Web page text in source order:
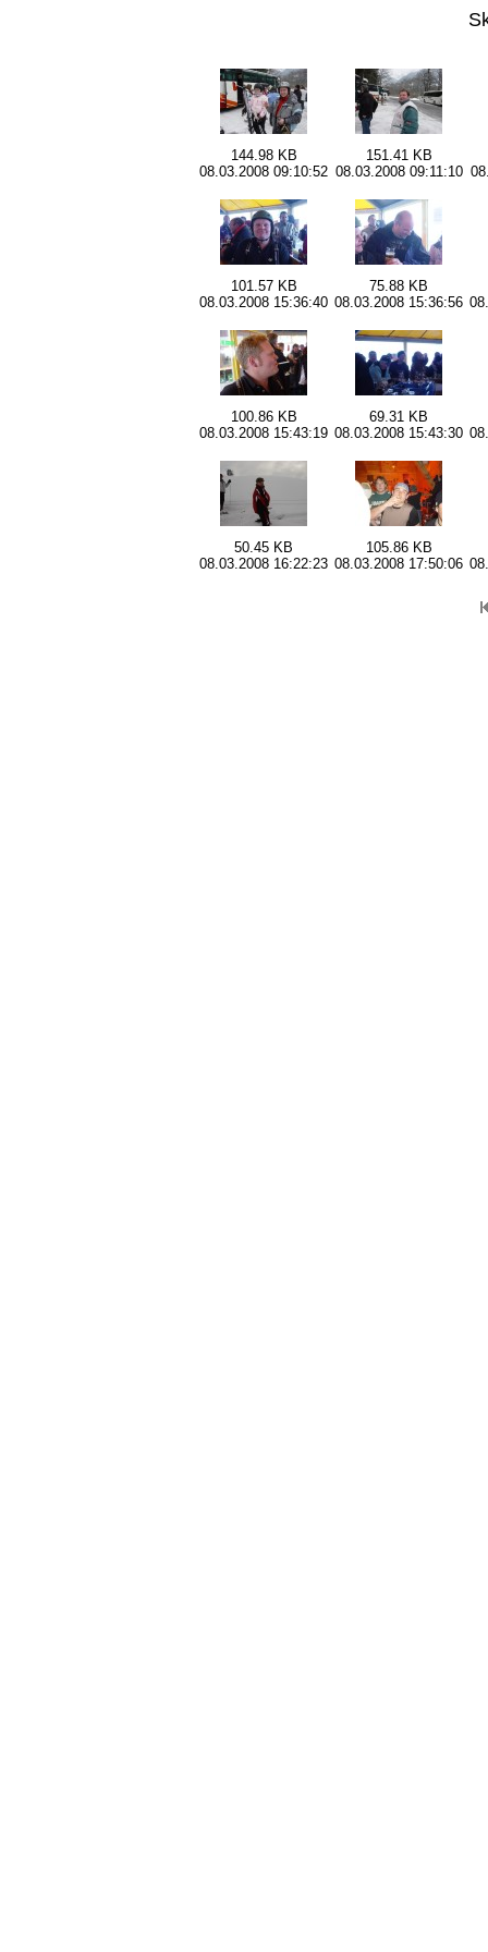
144.98 KB
08.03.2008 09:10:52
151.41 KB
08.03.2008 09:11:10
101.57 KB
08.03.2008 15:36:40
75.88 KB
08.03.2008 15:36:56
100.86 KB
08.03.2008 15:43:19
69.31 KB
08.03.2008 15:43:30
50.45 KB
08.03.2008 16:22:23
105.86 KB
08.03.2008 17:50:06